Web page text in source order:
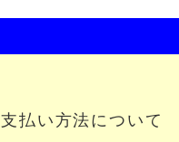
支払い方法について